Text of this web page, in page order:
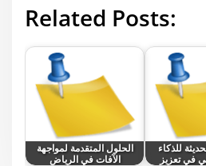
Related Posts:
الحلول المتقدمة لمواجهة
الآفات في الرياض
للذكاء